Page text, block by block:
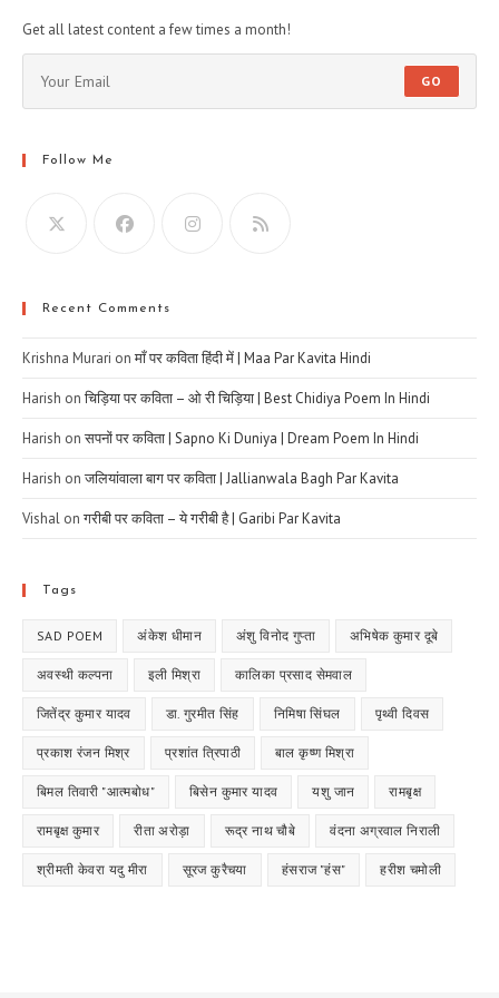
Get all latest content a few times a month!
GO
Follow Me
Recent Comments
Krishna Murari onमाँ पर कविता हिंदी में | Maa Par Kavita Hindi
Harish onचिड़िया पर कविता – ओ री चिड़िया | Best Chidiya Poem In Hindi
Harish onसपनों पर कविता | Sapno Ki Duniya | Dream Poem In Hindi
Harish onजलियांवाला बाग पर कविता | Jallianwala Bagh Par Kavita
Vishal onगरीबी पर कविता – ये गरीबी है | Garibi Par Kavita
Tags
SAD POEM अंकेश धीमान अंशु विनोद गुप्ता अभिषेक कुमार दूबे
अवस्थी कल्पना इली मिश्रा कालिका प्रसाद सेमवाल
जितेंद्र कुमार यादव डा. गुरमीत सिंह निमिषा सिंघल पृथ्वी दिवस
प्रकाश रंजन मिश्र प्रशांत त्रिपाठी बाल कृष्ण मिश्रा
बिमल तिवारी "आत्मबोध" बिसेन कुमार यादव यशु जान रामबृक्ष
रामबृक्ष कुमार रीता अरोड़ा रूद्र नाथ चौबे वंदना अग्रवाल निराली
श्रीमती केवरा यदु मीरा सूरज कुरैचया हंसराज "हंस" हरीश चमोली